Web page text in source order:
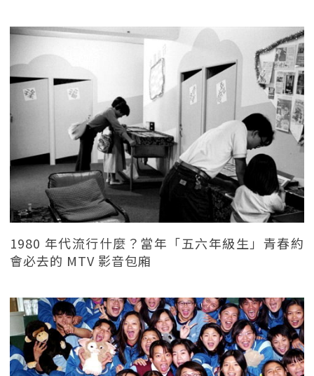
1980 年代流行什麼？當年「五六年級生」青春約
會必去的 MTV 影音包廂